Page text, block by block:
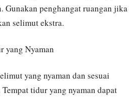
Gunakan penghangat ruangan jika
selimut ekstra.
yang Nyaman
yang nyaman dan sesuai
tidur yang nyaman dapat